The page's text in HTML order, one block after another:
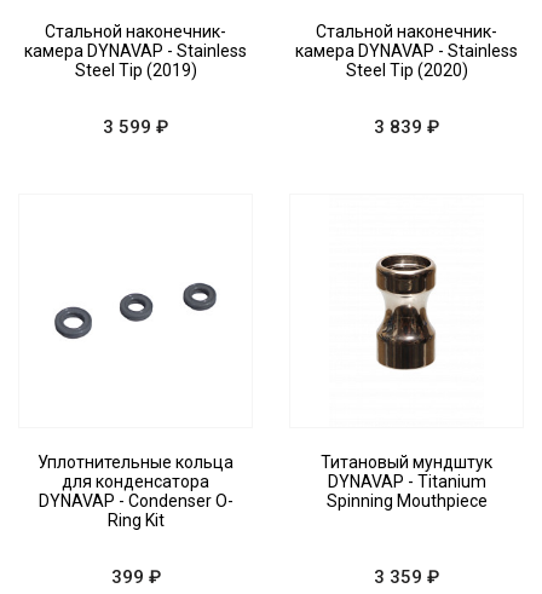
Стальной наконечник-
камера DYNAVAP - Stainless
Steel Tip (2019)
3 599 ₽
Стальной наконечник-
камера DYNAVAP - Stainless
Steel Tip (2020)
3 839 ₽
Уплотнительные кольца
для конденсатора
DYNAVAP - Condenser O-
Ring Kit
399 ₽
Титановый мундштук
DYNAVAP - Titanium
Spinning Mouthpiece
3 359 ₽